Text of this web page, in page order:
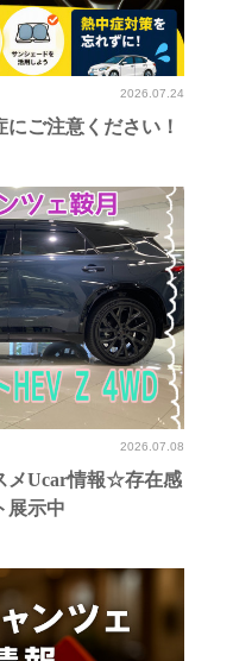
2026.07.24
にご注意ください！
2026.07.08
メUcar情報☆存在感
展示中